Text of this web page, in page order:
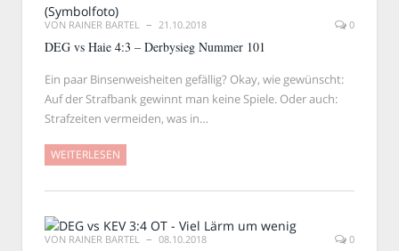
VON RAINER BARTEL 21.10.2018 0
DEG vs Haie 4:3 – Derbysieg Nummer 101
Ein paar Binsenweisheiten gefällig? Okay, wie gewünscht:
Auf der Strafbank gewinnt man keine Spiele. Oder auch:
Strafzeiten vermeiden, was in…
WEITERLESEN
VON RAINER BARTEL 08.10.2018 0